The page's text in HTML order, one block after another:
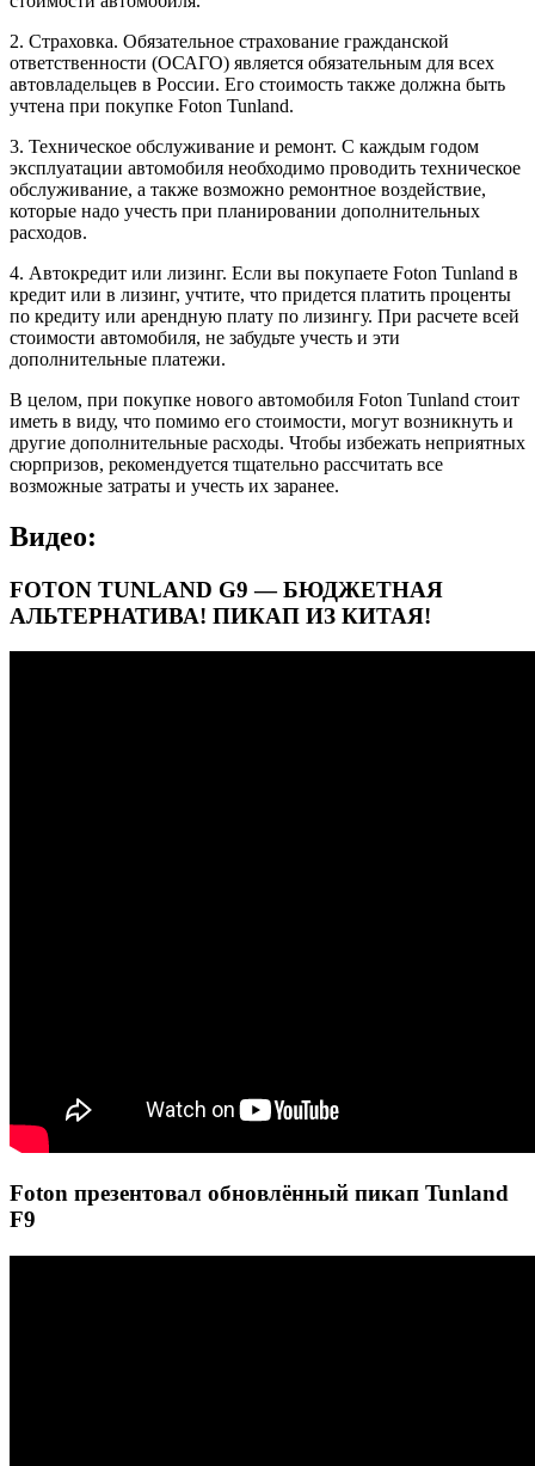
2. Страховка. Обязательное страхование гражданской
ответственности (ОСАГО) является обязательным для всех
автовладельцев в России. Его стоимость также должна быть
учтена при покупке Foton Tunland.
3. Техническое обслуживание и ремонт. С каждым годом
эксплуатации автомобиля необходимо проводить техническое
обслуживание, а также возможно ремонтное воздействие,
которые надо учесть при планировании дополнительных
расходов.
4. Автокредит или лизинг. Если вы покупаете Foton Tunland в
кредит или в лизинг, учтите, что придется платить проценты
по кредиту или арендную плату по лизингу. При расчете всей
стоимости автомобиля, не забудьте учесть и эти
дополнительные платежи.
В целом, при покупке нового автомобиля Foton Tunland стоит
иметь в виду, что помимо его стоимости, могут возникнуть и
другие дополнительные расходы. Чтобы избежать неприятных
сюрпризов, рекомендуется тщательно рассчитать все
возможные затраты и учесть их заранее.
Видео:
FOTON TUNLAND G9 — БЮДЖЕТНАЯ
АЛЬТЕРНАТИВА! ПИКАП ИЗ КИТАЯ!
Foton презентовал обновлённый пикап Tunland
F9